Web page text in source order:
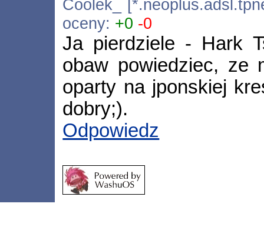
Coolek_
oceny: +0 -0
Ja pierdziele - Hark
obaw powiedziec, ze
oparty na jponskiej
dobry;).
Odpowiedz